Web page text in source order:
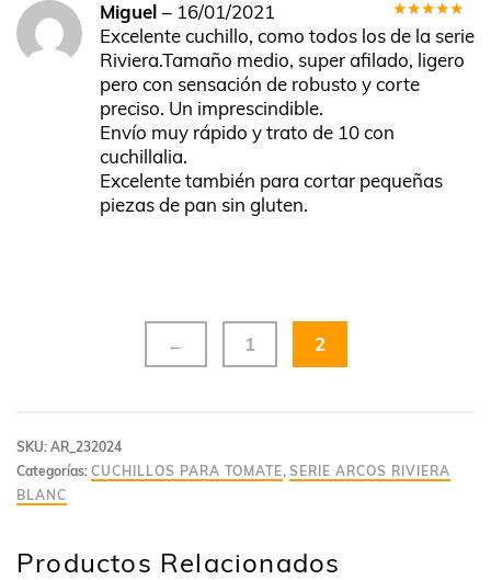
Valorado
en 5de 5
Miguel – 16/01/2021
Excelente cuchillo, como todos los de la serie
Riviera.Tamaño medio, super afilado, ligero
pero con sensación de robusto y corte
preciso. Un imprescindible.
Envío muy rápido y trato de 10 con
cuchillalia.
Excelente también para cortar pequeñas
piezas de pan sin gluten.
← 1 2
SKU: AR_232024
Categorías: CUCHILLOS PARA TOMATE, SERIE ARCOS RIVIERA
BLANC
Productos Relacionados